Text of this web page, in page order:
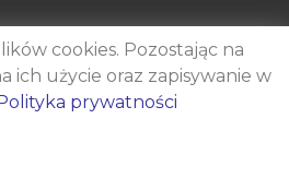
cookies. Pozostając na
ich użycie oraz zapisywanie w
prywatności